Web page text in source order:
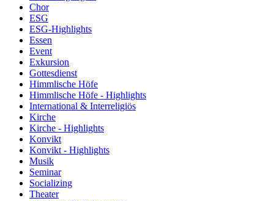
Chor
ESG
ESG-Highlights
Essen
Event
Exkursion
Gottesdienst
Himmlische Höfe
Himmlische Höfe - Highlights
International & Interreligiös
Kirche
Kirche - Highlights
Konvikt
Konvikt - Highlights
Musik
Seminar
Socializing
Theater